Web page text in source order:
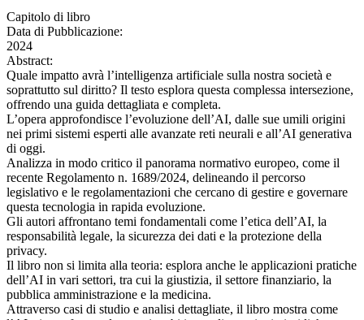
Capitolo di libro
Data di Pubblicazione:
2024
Abstract:
Quale impatto avrà l’intelligenza artificiale sulla nostra società e
soprattutto sul diritto? Il testo esplora questa complessa intersezione,
offrendo una guida dettagliata e completa.
L’opera approfondisce l’evoluzione dell’AI, dalle sue umili origini
nei primi sistemi esperti alle avanzate reti neurali e all’AI generativa
di oggi.
Analizza in modo critico il panorama normativo europeo, come il
recente Regolamento n. 1689/2024, delineando il percorso
legislativo e le regolamentazioni che cercano di gestire e governare
questa tecnologia in rapida evoluzione.
Gli autori affrontano temi fondamentali come l’etica dell’AI, la
responsabilità legale, la sicurezza dei dati e la protezione della
privacy.
Il libro non si limita alla teoria: esplora anche le applicazioni pratiche
dell’AI in vari settori, tra cui la giustizia, il settore finanziario, la
pubblica amministrazione e la medicina.
Attraverso casi di studio e analisi dettagliate, il libro mostra come